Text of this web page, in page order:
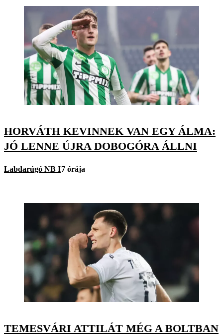
HORVÁTH KEVINNEK VAN EGY ÁLMA:
JÓ LENNE ÚJRA DOBOGÓRA ÁLLNI
Labdarúgó NB I7 órája
TEMESVÁRI ATTILÁT MÉG A BOLTBAN